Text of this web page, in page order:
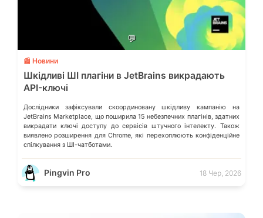
💬
📰 Новини
Шкідливі ШІ плагіни в JetBrains викрадають
API-ключі
Дослідники зафіксували скоординовану шкідливу кампанію на
JetBrains Marketplace, що поширила 15 небезпечних плагінів, здатних
викрадати ключі доступу до сервісів штучного інтелекту. Також
виявлено розширення для Chrome, які перехоплюють конфіденційне
спілкування з ШІ-чатботами.
Pingvin Pro 18 Чер, 2026